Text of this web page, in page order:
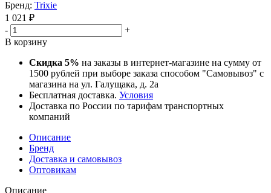
Бренд: Trixie
1 021 ₽
-
+
В корзину
Скидка 5% на заказы в интернет-магазине на сумму от
1500 рублей при выборе заказа способом "Самовывоз" с
магазина на ул. Галущака, д. 2а
Бесплатная доставка. Условия
Доставка по России по тарифам транспортных
компаний
Описание
Бренд
Доставка и самовывоз
Оптовикам
Описание